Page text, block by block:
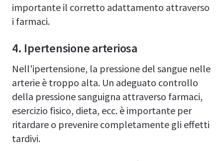
importante il corretto adattamento attraverso
i farmaci.
4. Ipertensione arteriosa
Nell'ipertensione, la pressione del sangue nelle
arterie è troppo alta. Un adeguato controllo
della pressione sanguigna attraverso farmaci,
esercizio fisico, dieta, ecc. è importante per
ritardare o prevenire completamente gli effetti
tardivi.